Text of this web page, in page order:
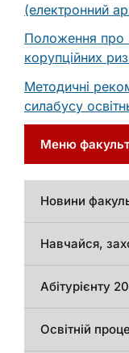
(електронний
Положення про
корупційних
Методичні
силабусу
Меню
Новини
Навчайся,
Абітурієнту
Освітній